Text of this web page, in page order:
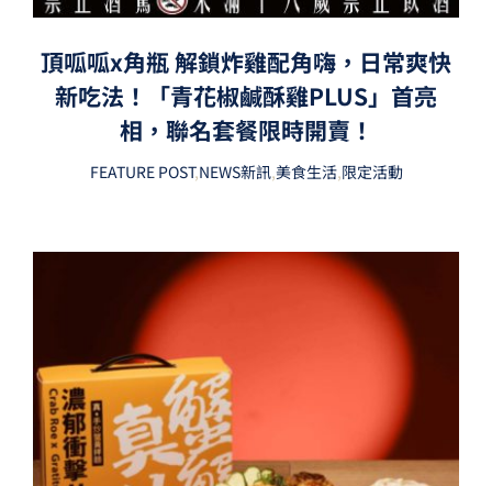
頂呱呱x角瓶 解鎖炸雞配角嗨，日常爽快
新吃法！「青花椒鹹酥雞PLUS」首亮
相，聯名套餐限時開賣！
FEATURE POST,NEWS新訊,美食生活,限定活動